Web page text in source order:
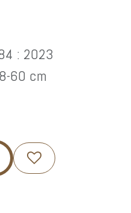
: 2023
60 cm